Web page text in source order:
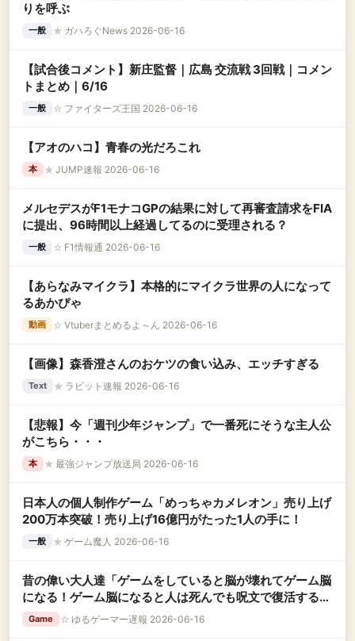
りを呼ぶ
一般 ★ ガハろぐNews 2026-06-16
【試合後コメント】新庄監督｜広島 交流戦 3回戦｜コメン
トまとめ｜6/16
一般 ☆ ファイターズ王国 2026-06-16
【アオのハコ】青春の光だろこれ
本 ★ JUMP速報 2026-06-16
メルセデスがF1モナコGPの結果に対して再審査請求をFIA
に提出、96時間以上経過してるのに受理される？
一般 ☆ F1情報通 2026-06-16
【あらなみマイクラ】本格的にマイクラ世界の人になって
るあかぴゃ
動画 ☆ Vtuberまとめるよ～ん 2026-06-16
【画像】森香澄さんのおケツの食い込み、エッチすぎる
Text ★ ラビット速報 2026-06-16
【悲報】今「週刊少年ジャンプ」で一番死にそうな主人公
がこちら・・・
本 ★ 最強ジャンプ放送局 2026-06-16
日本人の個人制作ゲーム「めっちゃカメレオン」売り上げ
200万本突破！売り上げ16億円がたった1人の手に！
一般 ★ ゲーム魔人 2026-06-16
昔の偉い大人達「ゲームをしていると脳が壊れてゲーム脳
になる！ゲーム脳になると人は死んでも呪文で復活すると
か思いだす！」←この理論
Game ☆ ゆるゲーマー遅報 2026-06-16